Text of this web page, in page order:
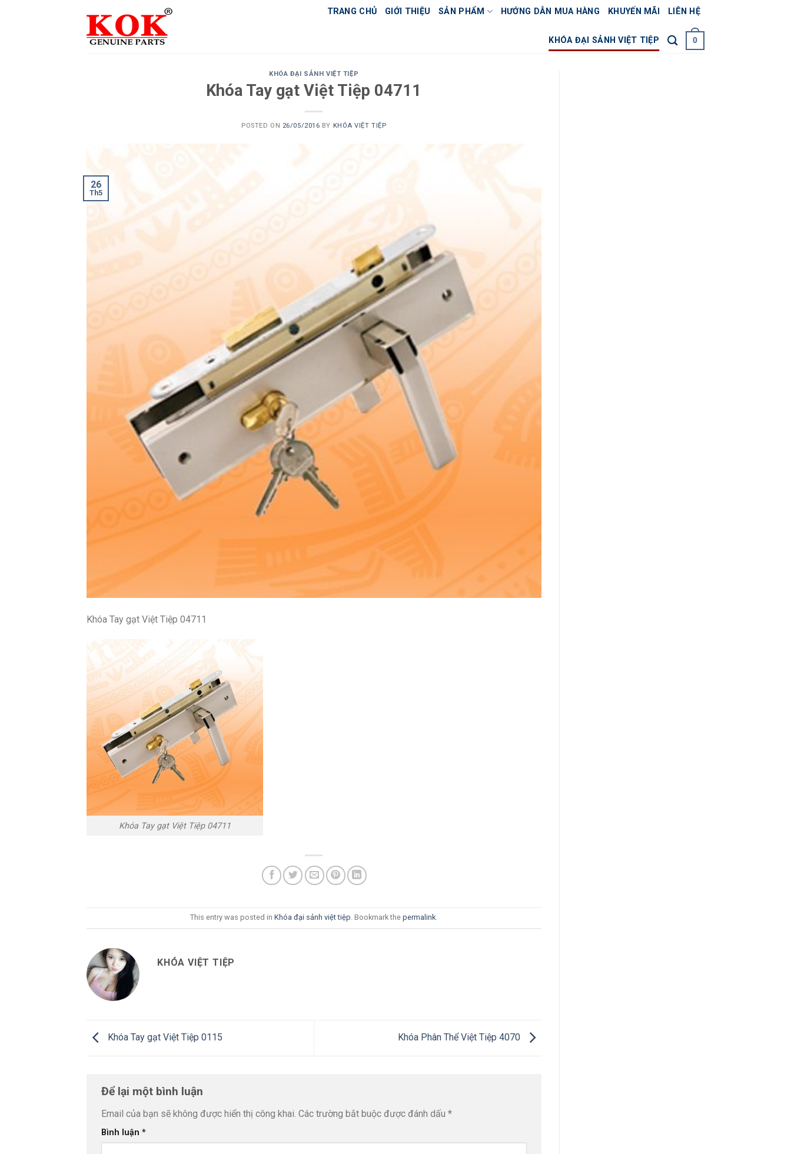
TRANG CHỦ GIỚI THIỆU SẢN PHẨM HƯỚNG DẪN MUA HÀNG KHUYẾN MÃI LIÊN HỆ
KHÓA ĐẠI SẢNH VIỆT TIỆP 0
KHÓA ĐẠI SẢNH VIỆT TIỆP
Khóa Tay gạt Việt Tiệp 04711
POSTED ON 26/05/2016 BY KHÓA VIỆT TIỆP
26
Th5
Khóa Tay gạt Việt Tiệp 04711
Khóa Tay gạt Việt Tiệp 04711
This entry was posted inKhóa đại sảnh việt tiệp . Bookmark thepermalink
KHÓA VIỆT TIỆP
Khóa Tay gạt Việt Tiệp 0115 Khóa Phân Thể Việt Tiệp 4070
Để lại một bình luận
Email của bạn sẽ không được hiển thị công khai. Các trường bắt buộc được đánh dấu *
Bình luận *